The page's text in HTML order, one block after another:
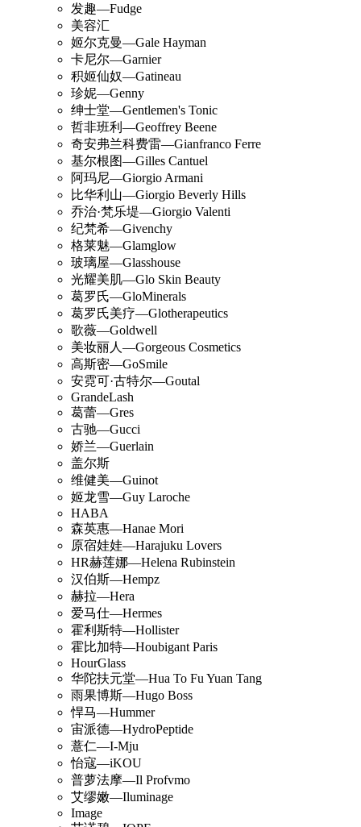
发趣—Fudge
美容汇
姬尔克曼—Gale Hayman
卡尼尔—Garnier
积姬仙奴—Gatineau
珍妮—Genny
绅士堂—Gentlemen's Tonic
哲非班利—Geoffrey Beene
奇安弗兰科费雷—Gianfranco Ferre
基尔根图—Gilles Cantuel
阿玛尼—Giorgio Armani
比华利山—Giorgio Beverly Hills
乔治·梵乐堤—Giorgio Valenti
纪梵希—Givenchy
格莱魅—Glamglow
玻璃屋—Glasshouse
光耀美肌—Glo Skin Beauty
葛罗氏—GloMinerals
葛罗氏美疗—Glotherapeutics
歌薇—Goldwell
美妆丽人—Gorgeous Cosmetics
高斯密—GoSmile
安霓可·古特尔—Goutal
GrandeLash
葛蕾—Gres
古驰—Gucci
娇兰—Guerlain
盖尔斯
维健美—Guinot
姬龙雪—Guy Laroche
HABA
森英惠—Hanae Mori
原宿娃娃—Harajuku Lovers
HR赫莲娜—Helena Rubinstein
汉伯斯—Hempz
赫拉—Hera
爱马仕—Hermes
霍利斯特—Hollister
霍比加特—Houbigant Paris
HourGlass
华陀扶元堂—Hua To Fu Yuan Tang
雨果博斯—Hugo Boss
悍马—Hummer
宙派德—HydroPeptide
薏仁—I-Mju
怡寇—iKOU
普萝法摩—Il Profvmo
艾缪嫩—Iluminage
Image